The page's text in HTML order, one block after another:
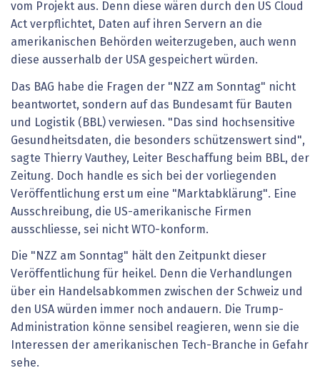
vom Projekt aus. Denn diese wären durch den US Cloud
Act verpflichtet, Daten auf ihren Servern an die
amerikanischen Behörden weiterzugeben, auch wenn
diese ausserhalb der USA gespeichert würden.
Das BAG habe die Fragen der "NZZ am Sonntag" nicht
beantwortet, sondern auf das Bundesamt für Bauten
und Logistik (BBL) verwiesen. "Das sind hochsensitive
Gesundheitsdaten, die besonders schützenswert sind",
sagte Thierry Vauthey, Leiter Beschaffung beim BBL, der
Zeitung. Doch handle es sich bei der vorliegenden
Veröffentlichung erst um eine "Marktabklärung". Eine
Ausschreibung, die US-amerikanische Firmen
ausschliesse, sei nicht WTO-konform.
Die "NZZ am Sonntag" hält den Zeitpunkt dieser
Veröffentlichung für heikel. Denn die Verhandlungen
über ein Handelsabkommen zwischen der Schweiz und
den USA würden immer noch andauern. Die Trump-
Administration könne sensibel reagieren, wenn sie die
Interessen der amerikanischen Tech-Branche in Gefahr
sehe.